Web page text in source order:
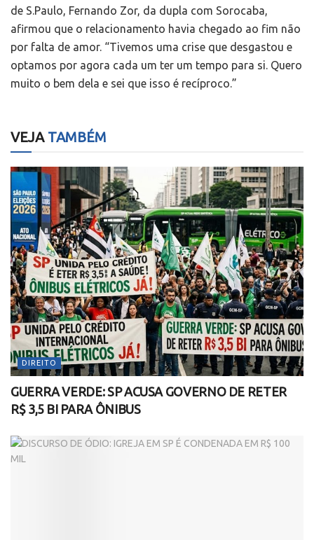
de S.Paulo, Fernando Zor, da dupla com Sorocaba,
afirmou que o relacionamento havia chegado ao fim não
por falta de amor. “Tivemos uma crise que desgastou e
optamos por agora cada um ter um tempo para si. Quero
muito o bem dela e sei que isso é recíproco.”
VEJATAMBÉM
DIREITO
GUERRA VERDE: SP ACUSA GOVERNO DE RETER
R$ 3,5 BI PARA ÔNIBUS